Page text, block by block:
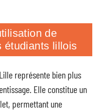
de
étudiants lillois
représente bien plus
Elle constitue un
permettant une